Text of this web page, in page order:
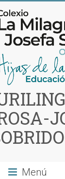
Menú